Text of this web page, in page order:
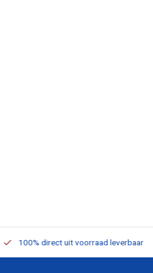
100% direct uit voorraad leverbaar